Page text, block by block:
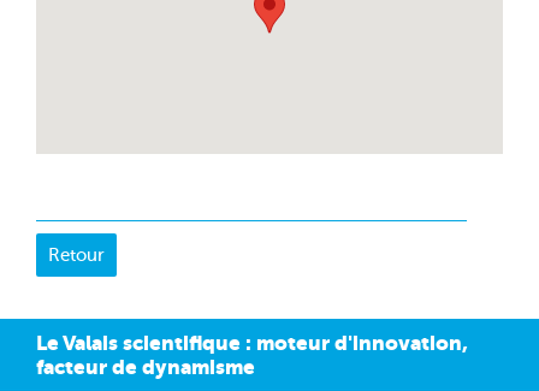
Le Valais scientifique : moteur d'innovation,
facteur de dynamisme